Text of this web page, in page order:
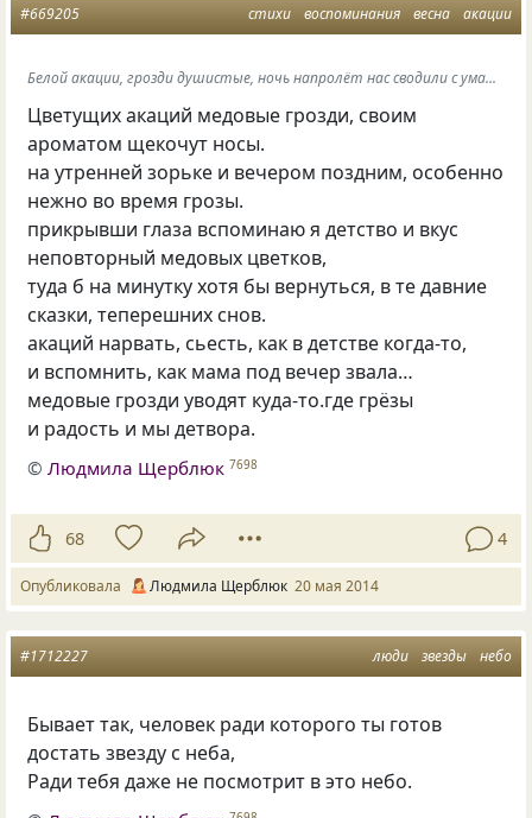
стихи воспоминания весна акации
#669205
Белой акации, грозди душистые, ночь напролёт нас сводили с ума...
Цветущих акаций медовые грозди, своим
ароматом щекочут носы.
на утренней зорьке и вечером поздним, особенно
нежно во время грозы.
прикрывши глаза вспоминаю я детство и вкус
неповторный медовых цветков,
туда б на минутку хотя бы вернуться, в те давние
сказки, теперешних снов.
акаций нарвать, сьесть, как в детстве когда-то,
и вспомнить, как мама под вечер звала…
медовые грозди уводят куда-то.где грёзы
и радость и мы детвора.
©Людмила Щерблюк 7698
68 4
Опубликовала Людмила Щерблюк 20 мая 2014
люди звезды небо
#1712227
Бывает так, человек ради которого ты готов
достать звезду с неба,
Ради тебя даже не посмотрит в это небо.